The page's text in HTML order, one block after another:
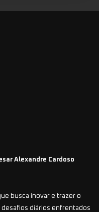
Alexandre Cardoso
busca inovar e trazer o
diários enfrentados